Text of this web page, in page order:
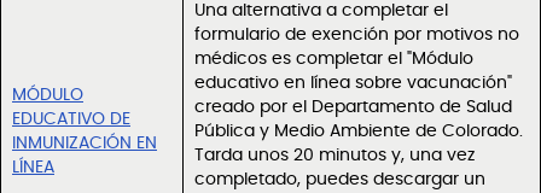
MÓDULO
EDUCATIVO DE
INMUNIZACIÓN EN
LÍNEA
Una alternativa a completar el
formulario de exención por motivos no
médicos es completar el "Módulo
educativo en línea sobre vacunación"
creado por el Departamento de Salud
Pública y Medio Ambiente de Colorado.
Tarda unos 20 minutos y, una vez
completado, puedes descargar un